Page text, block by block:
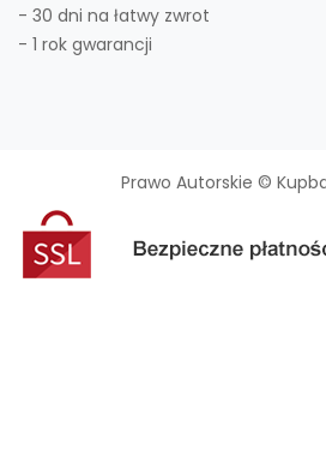
- 30 dni na łatwy zwrot
- 1 rok gwarancji
Prawo Autorskie ©